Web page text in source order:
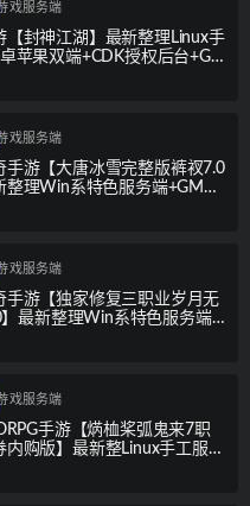
戏服务端
【封神江湖】最新整理Linux手
卓苹果双端+CDK授权后台+GM
戏服务端
手游【大唐冰雪完整版裤衩7.0
整理Win系特色服务端+GM授
戏服务端
手游【独家修复三职业岁月无
】最新整理Win系特色服务端
戏服务端
手游【焫桖桨弧鬼来7职
内购版】最新整Linux手工服务